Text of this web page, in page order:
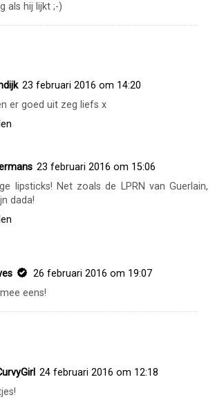
als hij lijkt ;-)
23 februari 2016 om 14:20
er goed uit zeg liefs x
23 februari 2016 om 15:06
lipsticks! Net zoals de LPRN van Guerlain,
dada!
26 februari 2016 om 19:07
eens!
24 februari 2016 om 12:18